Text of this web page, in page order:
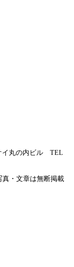
イ丸の内ビル TEL
真・文章は無断掲載